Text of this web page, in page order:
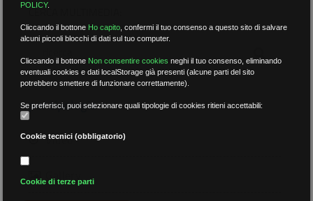
CERCA MULTIMEDIA:
per tipologia
Video
Gallery
POLICY.
Cliccando il bottone Ho capito,confermi il tuo consenso a questo sito di salvare
alcuni piccoli blocchi di dati sul tuo computer.
Cliccando il bottone Non consentire cookies neghi il tuo consenso, eliminando
eventuali cookies e dati localStorage già presenti (alcune parti del sito
potrebbero smettere di funzionare correttamente).
Se preferisci, puoi selezionare quali tipologie di cookies ritieni accettabili:
Cookie tecnici (obbligatorio)
Cookie di terze parti